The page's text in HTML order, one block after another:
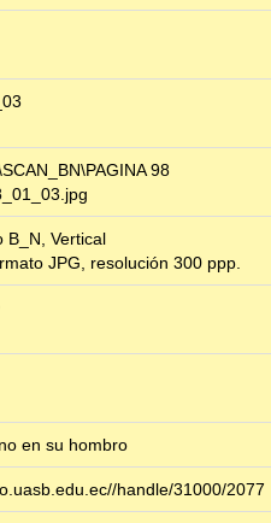
98
B_N, Vertical
JPG, resolución 300 ppp.
en su hombro
handle/31000/2077